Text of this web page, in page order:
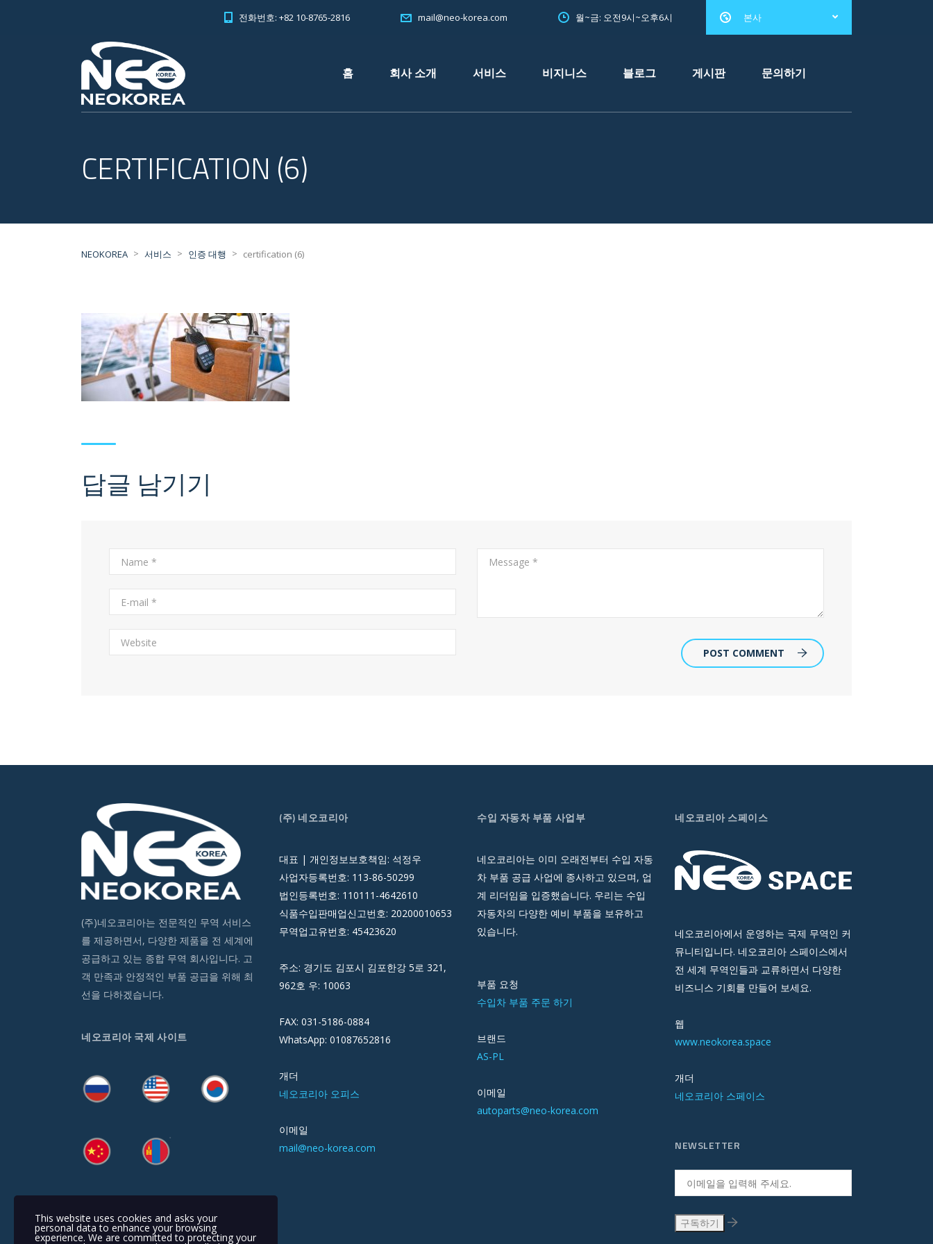
본사
전화번호: +82 10-8765-2816 mail@neo-korea.com 월~금: 오전9시~오후6시
홈 회사 소개 서비스 비지니스 블로그 게시판 문의하기
CERTIFICATION (6)
NEOKOREA > 서비스 > 인증 대행 > certification (6)
답글 남기기
POST COMMENT
(주)네오코리아는 전문적인 무역 서비스
를 제공하면서, 다양한 제품을 전 세계에
공급하고 있는 종합 무역 회사입니다. 고
객 만족과 안정적인 부품 공급을 위해 최
선을 다하겠습니다.
네오코리아 국제 사이트
(주) 네오코리아
대표 | 개인정보보호책임: 석정우
사업자등록번호: 113-86-50299
법인등록번호: 110111-4642610
식품수입판매업신고번호: 20200010653
무역업고유번호: 45423620
주소: 경기도 김포시 김포한강 5로 321,
962호 우: 10063
FAX: 031-5186-0884
WhatsApp: 01087652816
개더
네오코리아 오피스
이메일
mail@neo-korea.com
수입 자동차 부품 사업부
네오코리아는 이미 오래전부터 수입 자동
차 부품 공급 사업에 종사하고 있으며, 업
계 리더임을 입증했습니다. 우리는 수입
자동차의 다양한 예비 부품을 보유하고
있습니다.
부품 요청
수입차 부품 주문 하기
브랜드
AS-PL
이메일
autoparts@neo-korea.com
네오코리아 스페이스
네오코리아에서 운영하는 국제 무역인 커
뮤니티입니다. 네오코리아 스페이스에서
전 세계 무역인들과 교류하면서 다양한
비즈니스 기회를 만들어 보세요.
웹
www.neokorea.space
개더
네오코리아 스페이스
NEWSLETTER
This website uses cookies and asks your
personal data to enhance your browsing
experience. We are committed to protecting your